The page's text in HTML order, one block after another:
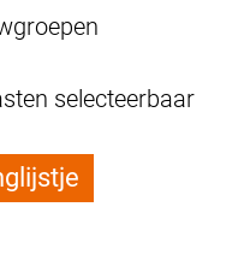
selecteerbaar